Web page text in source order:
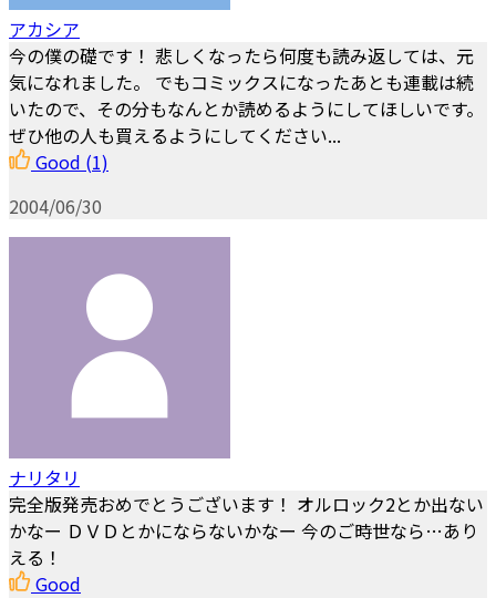
アカシア
今の僕の礎です！ 悲しくなったら何度も読み返しては、元
気になれました。 でもコミックスになったあとも連載は続
いたので、その分もなんとか読めるようにしてほしいです。
ぜひ他の人も買えるようにしてください...
Good (1)
2004/06/30
ナリタリ
完全版発売おめでとうございます！ オルロック2とか出ない
かなー ＤＶＤとかにならないかなー 今のご時世なら…あり
える！
Good